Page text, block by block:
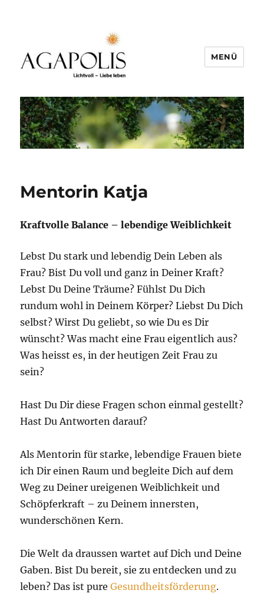
MENÜ
Mentorin Katja
Kraftvolle Balance – lebendige Weiblichkeit
Lebst Du stark und lebendig Dein Leben als
Frau? Bist Du voll und ganz in Deiner Kraft?
Lebst Du Deine Träume? Fühlst Du Dich
rundum wohl in Deinem Körper? Liebst Du Dich
selbst? Wirst Du geliebt, so wie Du es Dir
wünscht? Was macht eine Frau eigentlich aus?
Was heisst es, in der heutigen Zeit Frau zu
sein?
Hast Du Dir diese Fragen schon einmal gestellt?
Hast Du Antworten darauf?
Als Mentorin für starke, lebendige Frauen biete
ich Dir einen Raum und begleite Dich auf dem
Weg zu Deiner ureigenen Weiblichkeit und
Schöpferkraft – zu Deinem innersten,
wunderschönen Kern.
Die Welt da draussen wartet auf Dich und Deine
Gaben. Bist Du bereit, sie zu entdecken und zu
leben? Das ist pureGesundheitsförderung.